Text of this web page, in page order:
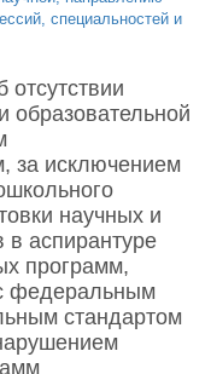
специальностей и
образовательной
за исключением
научных и
в аспирантуре
программ,
федеральным
стандартом